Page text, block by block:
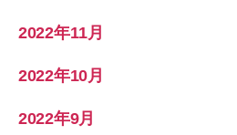
2022年11月
2022年10月
2022年9月